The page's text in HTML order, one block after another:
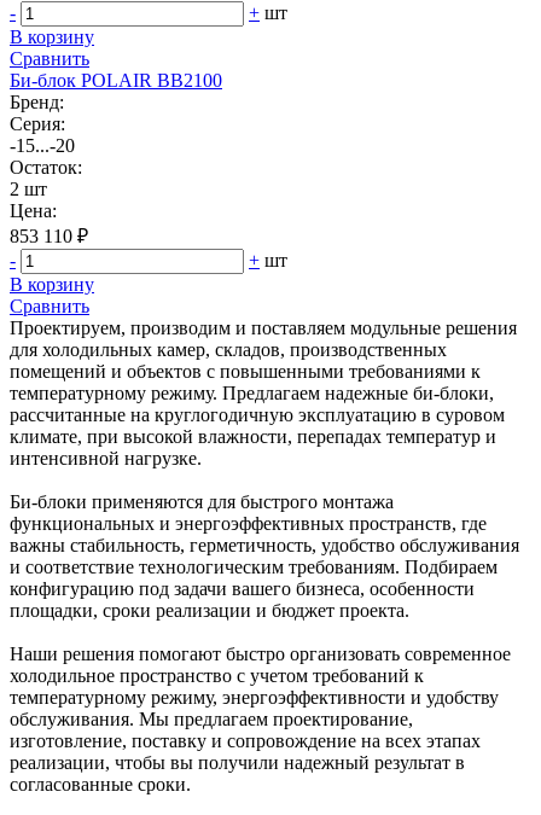
-
+ шт
В корзину
Сравнить
Би‑блок POLAIR BB2100
Бренд:
Серия:
-15...-20
Остаток:
2 шт
Цена:
853 110 ₽
-
+ шт
В корзину
Сравнить
Проектируем, производим и поставляем модульные решения
для холодильных камер, складов, производственных
помещений и объектов с повышенными требованиями к
температурному режиму. Предлагаем надежные би-блоки,
рассчитанные на круглогодичную эксплуатацию в суровом
климате, при высокой влажности, перепадах температур и
интенсивной нагрузке.
Би-блоки применяются для быстрого монтажа
функциональных и энергоэффективных пространств, где
важны стабильность, герметичность, удобство обслуживания
и соответствие технологическим требованиям. Подбираем
конфигурацию под задачи вашего бизнеса, особенности
площадки, сроки реализации и бюджет проекта.
Наши решения помогают быстро организовать современное
холодильное пространство с учетом требований к
температурному режиму, энергоэффективности и удобству
обслуживания. Мы предлагаем проектирование,
изготовление, поставку и сопровождение на всех этапах
реализации, чтобы вы получили надежный результат в
согласованные сроки.